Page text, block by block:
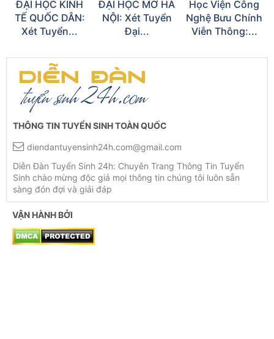
ĐẠI HỌC KINH
TẾ QUỐC DÂN:
Xét Tuyển...
ĐẠI HỌC MỞ HÀ
NỘI: Xét Tuyển
Đại...
Học Viện Công
Nghệ Bưu Chính
Viễn Thông:...
THÔNG TIN TUYỂN SINH TOÀN QUỐC
diendantuyensinh24h.com@gmail.com
Diễn Đàn Tuyển Sinh 24h: Chuyên Trang Thông Tin Tuyển
Sinh chào mừng độc giả mọi thông tin chúng tôi luôn sẵn
sàng đón đợi và giải đáp
VẬN HÀNH BỞI